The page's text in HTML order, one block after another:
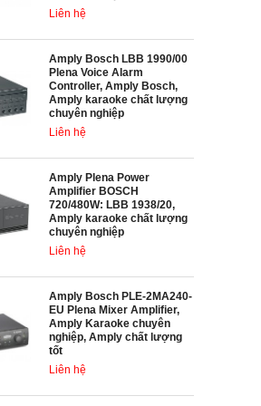
Liên hệ
Amply Bosch LBB 1990/00
Plena Voice Alarm
Controller, Amply Bosch,
Amply karaoke chất lượng
chuyên nghiệp
Liên hệ
Amply Plena Power
Amplifier BOSCH
720/480W: LBB 1938/20,
Amply karaoke chất lượng
chuyên nghiệp
Liên hệ
Amply Bosch PLE-2MA240-
EU Plena Mixer Amplifier,
Amply Karaoke chuyên
nghiệp, Amply chất lượng
tốt
Liên hệ